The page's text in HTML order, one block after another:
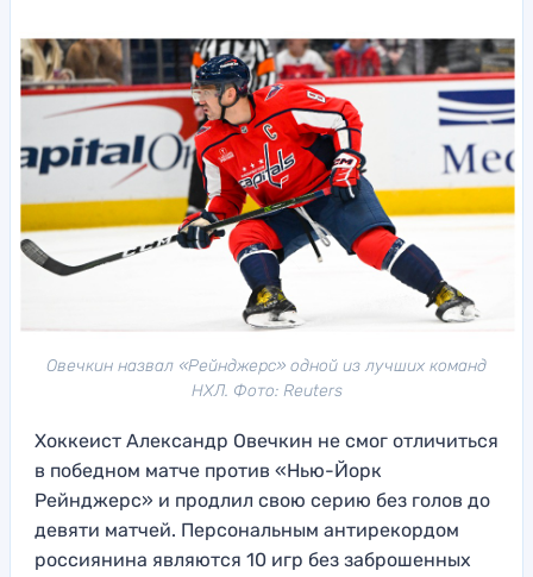
Овечкин назвал «Рейнджерс» одной из лучших команд
НХЛ. Фото: Reuters
Хоккеист Александр Овечкин не смог отличиться
в победном матче против «Нью-Йорк
Рейнджерс» и продлил свою серию без голов до
девяти матчей. Персональным антирекордом
россиянина являются 10 игр без заброшенных